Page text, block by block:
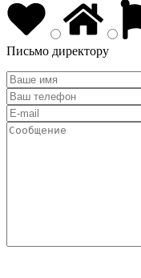
Письмо директору